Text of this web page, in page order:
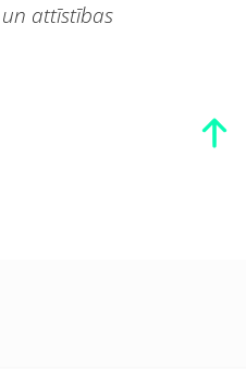
attīstības